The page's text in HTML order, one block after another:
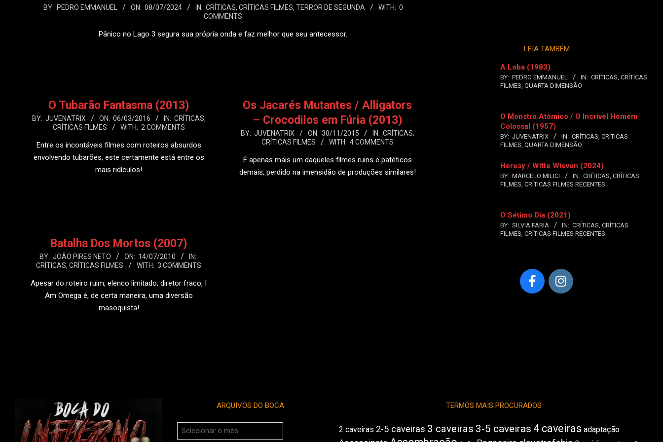
2024-BY: PEDRO EMMANUEL ON: 08/07/2024 IN: CRÍTICAS, CRÍTICAS FILMES, TERROR DE SEGUNDA WITH: 0
COMMENTS
Pânico no Lago 3 segura sua própria onda e faz melhor que seu antecessor.
O Tubarão Fantasma (2013)
2016-
BY: JUVENATRIX ON: 06/03/2016 IN: CRÍTICAS,
CRÍTICAS FILMES
WITH: 2 COMMENTS
Entre os incontáveis filmes com roteiros absurdos
envolvendo tubarões, este certamente está entre os
mais ridículos!
Os Jacarés Mutantes / Alligators
– Crocodilos em Fúria (2013)
2015-
30
BY: JUVENATRIX ON: 30/11/2015 IN: CRÍTICAS,
CRÍTICAS FILMES
WITH: 4 COMMENTS
É apenas mais um daqueles filmes ruins e patéticos
demais, perdido na imensidão de produções similares!
Batalha Dos Mortos (2007)
2010-
07-
14
BY: JOÃO PIRES NETO ON: 14/07/2010
IN:
CRÍTICAS, CRÍTICAS FILMES WITH: 3 COMMENTS
Apesar do roteiro ruim, elenco limitado, diretor fraco, I
Am Omega é, de certa maneira, uma diversão
masoquista!
LEIA TAMBÉM
A Loba (1983)
BY: PEDRO EMMANUEL IN: CRÍTICAS, CRÍTICAS
FILMES, QUARTA DIMENSÃO
O Monstro Atômico / O Incrível Homem
Colossal (1957)
BY: JUVENATRIX IN: CRÍTICAS, CRÍTICAS
FILMES, QUARTA DIMENSÃO
Heresy / Witte Wieven (2024)
BY: MARCELO MILICI IN: CRÍTICAS, CRÍTICAS
FILMES, CRÍTICAS FILMES RECENTES
O Sétimo Dia (2021)
BY: SILVIA FARIA IN: CRÍTICAS, CRÍTICAS
FILMES, CRÍTICAS FILMES RECENTES
ARQUIVOS DO BOCA
Arquivos
do
TERMOS MAIS PROCURADOS
2 caveiras 2-5 caveiras 3 caveiras 3-5 caveiras 4 caveiras adaptação